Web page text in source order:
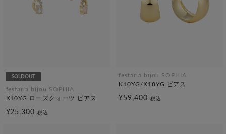
SOLDOUT
festaria bijou SOPHIA
K10YG ローズクォーツ ピアス
¥25,300税込
festaria bijou SOPHIA
K10YG/K18YG ピアス
¥59,400 税込